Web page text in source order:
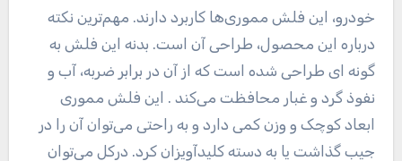
خودرو، این فلش مموری‌ها کاربرد دارند. مهم‌ترین نکته
درباره این محصول، طراحی آن است. بدنه این فلش به
گونه ای طراحی شده است که از آن در برابر ضربه، آب و
نفوذ گرد و غبار محافظت می‌کند . این فلش مموری
ابعاد کوچک و وزن کمی دارد و به راحتی می‌توان آن را در
جیب گذاشت یا به دسته کلیدآویزان کرد. درکل می‌توان